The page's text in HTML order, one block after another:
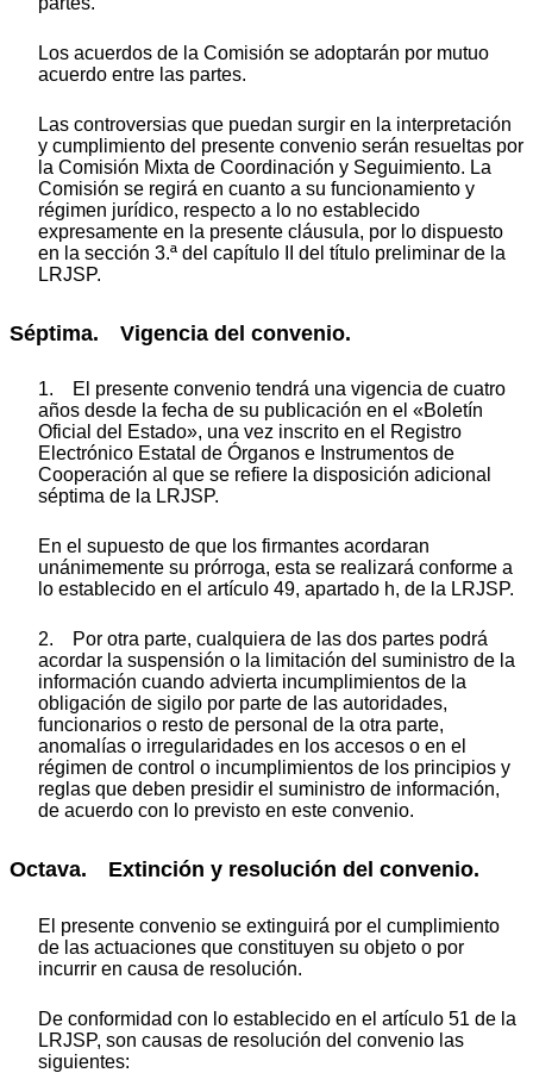
Los acuerdos de la Comisión se adoptarán por mutuo
acuerdo entre las partes.
Las controversias que puedan surgir en la interpretación
y cumplimiento del presente convenio serán resueltas por
la Comisión Mixta de Coordinación y Seguimiento. La
Comisión se regirá en cuanto a su funcionamiento y
régimen jurídico, respecto a lo no establecido
expresamente en la presente cláusula, por lo dispuesto
en la sección 3.ª del capítulo II del título preliminar de la
LRJSP.
Séptima. Vigencia del convenio.
1. El presente convenio tendrá una vigencia de cuatro
años desde la fecha de su publicación en el «Boletín
Oficial del Estado», una vez inscrito en el Registro
Electrónico Estatal de Órganos e Instrumentos de
Cooperación al que se refiere la disposición adicional
séptima de la LRJSP.
En el supuesto de que los firmantes acordaran
unánimemente su prórroga, esta se realizará conforme a
lo establecido en el artículo 49, apartado h, de la LRJSP.
2. Por otra parte, cualquiera de las dos partes podrá
acordar la suspensión o la limitación del suministro de la
información cuando advierta incumplimientos de la
obligación de sigilo por parte de las autoridades,
funcionarios o resto de personal de la otra parte,
anomalías o irregularidades en los accesos o en el
régimen de control o incumplimientos de los principios y
reglas que deben presidir el suministro de información,
de acuerdo con lo previsto en este convenio.
Octava. Extinción y resolución del convenio.
El presente convenio se extinguirá por el cumplimiento
de las actuaciones que constituyen su objeto o por
incurrir en causa de resolución.
De conformidad con lo establecido en el artículo 51 de la
LRJSP, son causas de resolución del convenio las
siguientes: